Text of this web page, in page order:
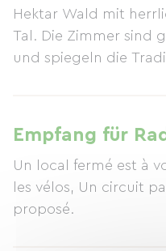
Hektar Wald mit
Tal. Die Zimmer sind
und spiegeln die
Enten auf dem Teich
Apfelweinkreationen
Terrassen genießen –
Entspannung.
Empfang für
Un local fermé est à
les vélos, Un circuit
proposé.